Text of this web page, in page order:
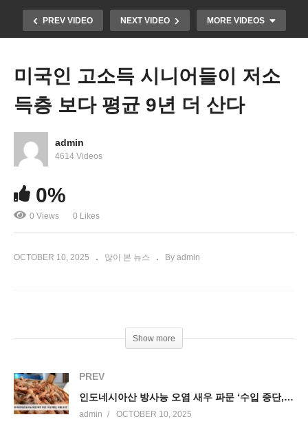
PREV VIDEO NEXT VIDEO MORE VIDEOS
달러’
미국인 고소득 시니어들이 저소
득층 보다 평균 9년 더 산다
admin
4614 Videos
0%
0 Views 0 Likes
OCTOBER 10, 2025 많이 본 뉴스 By admin
Show more
PREV
인도네시아산 방사능 오염 새우 파문 ‘수입 중단, 리콜 조치’
admin OCTOBER 10, 2025